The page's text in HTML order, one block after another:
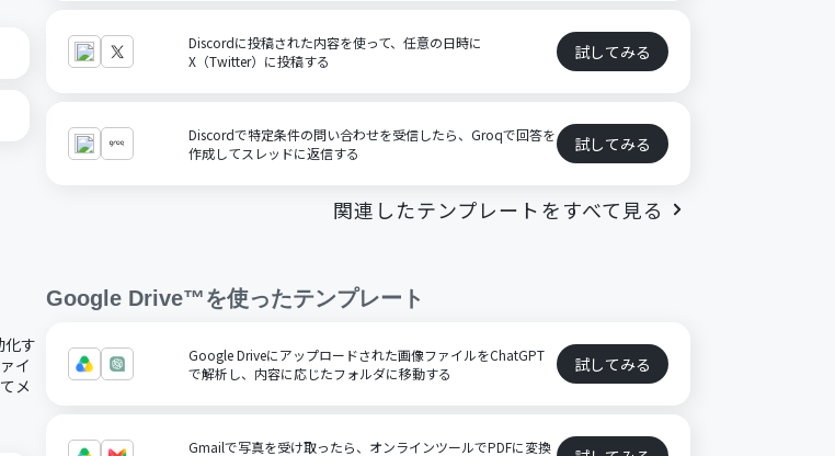
Discordに投稿された内容を使って、任意の日時に
X（Twitter）に投稿する
試してみる
Discordで特定条件の問い合わせを受信したら、Groqで回答を
作成してスレッドに返信する
試してみる
関連したテンプレートをすべて見る
す
イ
メ
Google Drive™を使ったテンプレート
Google Driveにアップロードされた画像ファイルをChatGPT
で解析し、内容に応じたフォルダに移動する
試してみる
Gmailで写真を受け取ったら、オンラインツールでPDFに変換